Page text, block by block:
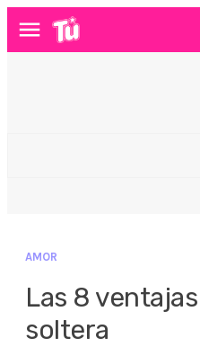
Menú
AMOR
Las 8
soltera